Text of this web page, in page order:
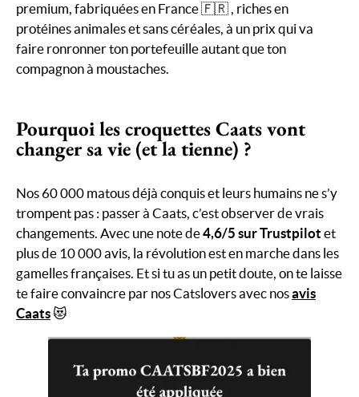
premium, fabriquées en France 🇫🇷 , riches en
protéines animales et sans céréales, à un prix qui va
faire ronronner ton portefeuille autant que ton
compagnon à moustaches.
Pourquoi les croquettes Caats vont
changer sa vie (et la tienne) ?
Nos 60 000 matous déjà conquis et leurs humains ne s’y
trompent pas : passer à Caats, c’est observer de vrais
changements. Avec une note de4,6/5 sur Trustpilot et
plus de 10 000 avis, la révolution est en marche dans les
gamelles françaises. Et si tu as un petit doute, on te laisse
te faire convaincre par nos Catslovers avec nosavis
Caats😻